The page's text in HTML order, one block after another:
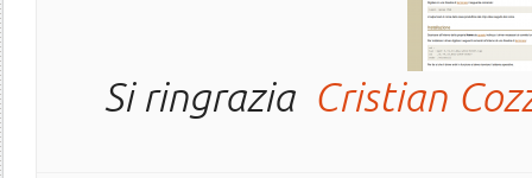
Si ringrazia Cristian